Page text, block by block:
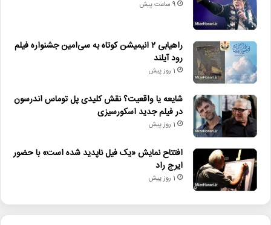
9 ساعت پیش
راهیابی ۲ انیمیشن کوتاه به سی‌امین جشنواره فیلم
رود آیلند
1 روز پیش
شایعه یا واقعیت؟ نقش کلیدی پل توماس اندرسون
در فیلم جدید اسکورسیزی
1 روز پیش
افتتاح نمایش «یک فیل ناپدید شده است» با حضور
ایرج راد
1 روز پیش